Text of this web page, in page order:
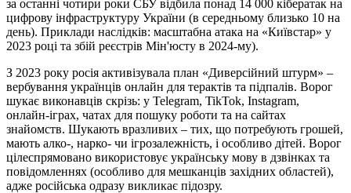
за останні чотири роки СБУ відбила понад 14 000 кібератак на
цифрову інфраструктуру України (в середньому близько 10 на
день). Приклади наслідків: масштабна атака на «Київстар» у
2023 році та збій реєстрів Мін'юсту в 2024-му).
З 2023 року росія активізувала план «Диверсійний штурм» –
вербування українців онлайн для терактів та підпалів. Ворог
шукає виконавців скрізь: у Telegram, TikTok, Instagram,
онлайн-іграх, чатах для пошуку роботи та на сайтах
знайомств. Шукають вразливих – тих, що потребують грошей,
мають алко-, нарко- чи ігрозалежність, і особливо дітей. Ворог
цілеспрямовано використовує українську мову в дзвінках та
повідомленнях (особливо для мешканців західних областей),
адже російська одразу викликає підозру.